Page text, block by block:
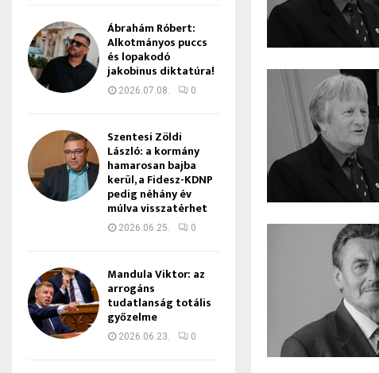
Ábrahám Róbert:
Alkotmányos puccs
és lopakodó
jakobinus diktatúra!
2026.07.08. 0
Szentesi Zöldi
László: a kormány
hamarosan bajba
kerül, a Fidesz-KDNP
pedig néhány év
múlva visszatérhet
2026.06.25. 0
Mandula Viktor: az
arrogáns
tudatlanság totális
győzelme
2026.06.23. 0